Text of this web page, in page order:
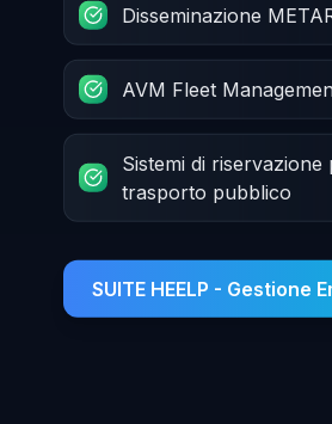
Disseminazione
AVM Fleet
Sistemi di riservazione
trasporto pubblico
SUITE HEELP - Gestione